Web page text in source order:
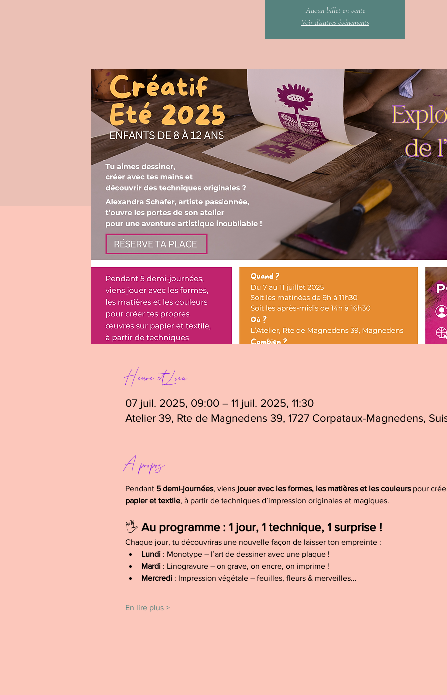
Aucun billet en vente
Voir d'autres événements
Heure et Lieu
07 juil. 2025, 09:00 – 11 juil. 2025, 11:30
Atelier 39, Rte de Magnedens 39, 1727 Corpataux-Magnedens,
A propos
Pendant 5 demi-journées, viens jouer avec les formes, les matières et les couleurs pour
papier et textile, à partir de techniques d’impression originales et magiques.
🖐️ Au programme : 1 jour, 1 technique, 1 surprise !
Chaque jour, tu découvriras une nouvelle façon de laisser ton empreinte :
Lundi : Monotype – l’art de dessiner avec une plaque !
Mardi : Linogravure – on grave, on encre, on imprime !
Mercredi : Impression végétale – feuilles, fleurs & merveilles…
En lire plus >